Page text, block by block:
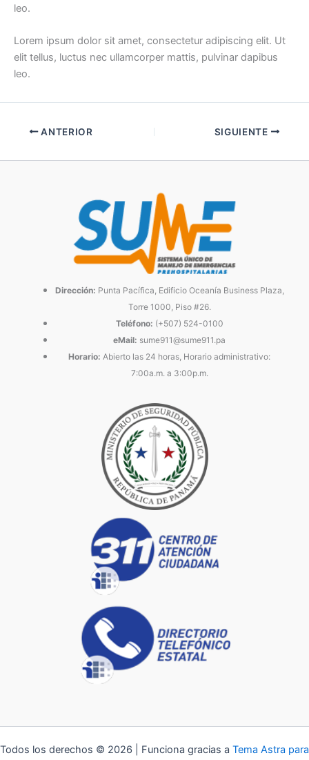
leo.
Lorem ipsum dolor sit amet, consectetur adipiscing elit. Ut
elit tellus, luctus nec ullamcorper mattis, pulvinar dapibus
leo.
ANTERIOR SIGUIENTE
Dirección: Punta Pacífica, Edificio Oceanía Business Plaza,
Torre 1000, Piso #26.
Teléfono: (+507) 524-0100
eMail: sume911@sume911.pa
Horario: Abierto las 24 horas, Horario administrativo:
7:00a.m. a 3:00p.m.
Todos los derechos © 2026 | Funciona gracias a Tema Astra para